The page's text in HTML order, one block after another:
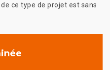
ce type de projet est sans